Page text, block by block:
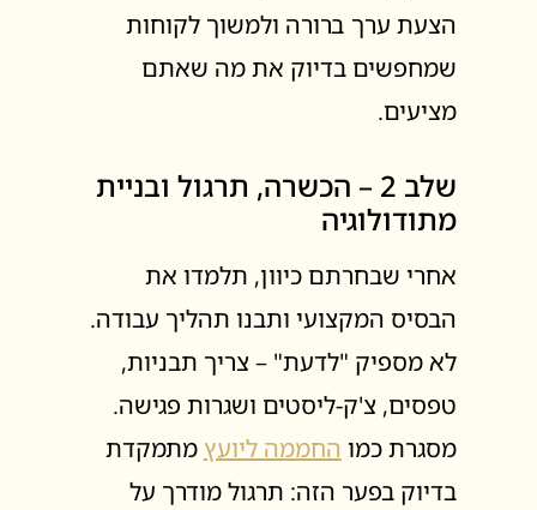
הצעת ערך ברורה ולמשוך לקוחות
שמחפשים בדיוק את מה שאתם
מציעים.
שלב 2 – הכשרה, תרגול ובניית
מתודולוגיה
אחרי שבחרתם כיוון, תלמדו את
הבסיס המקצועי ותבנו תהליך עבודה.
לא מספיק "לדעת" – צריך תבניות,
טפסים, צ'ק-ליסטים ושגרות פגישה.
מסגרת כמו החממה ליועץמתמקדת
בדיוק בפער הזה: תרגול מודרך על